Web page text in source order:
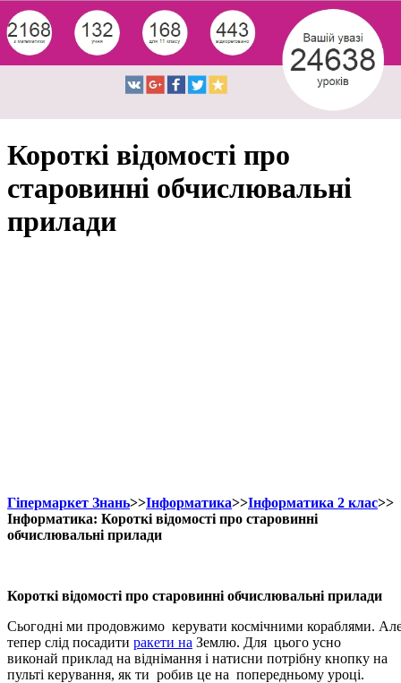
Короткі відомості про
старовинні обчислювальні
прилади
Гіпермаркет Знань>>Інформатика>>Інформатика 2 клас>>
Інформатика: Короткі відомості про старовинні
обчислювальні прилади
Короткі відомості про старовинні обчислювальні прилади
Сьогодні ми продовжимо керувати космічними кораблями.
тепер слід посадити ракети на Землю. Для цього усно
виконай приклад на віднімання і натисни потрібну кнопку на
пульті керування, як ти робив це на попередньому уроці.